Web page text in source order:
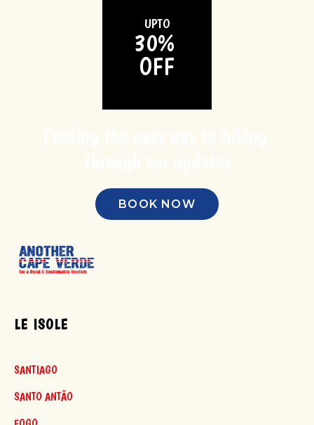
UPTO
30%
OFF
BOOK NOW
LE ISOLE
SANTIAGO
SANTO ANTÃO